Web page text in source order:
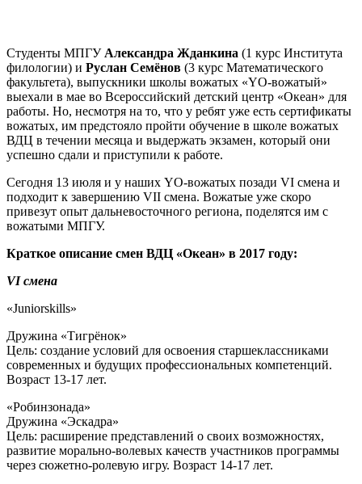
Студенты МПГУ Александра Жданкина (1 курс Института
филологии) и Руслан Семёнов (3 курс Математического
факультета), выпускники школы вожатых «YO-вожатый»
выехали в мае во Всероссийский детский центр «Океан» для
работы. Но, несмотря на то, что у ребят уже есть сертификаты
вожатых, им предстояло пройти обучение в школе вожатых
ВДЦ в течении месяца и выдержать экзамен, который они
успешно сдали и приступили к работе.
Сегодня 13 июля и у наших YO-вожатых позади VI смена и
подходит к завершению VII смена. Вожатые уже скоро
привезут опыт дальневосточного региона, поделятся им с
вожатыми МПГУ.
Краткое описание смен ВДЦ «Океан» в 2017 году:
VI смена
«Juniorskills»
Дружина «Тигрёнок»
Цель: создание условий для освоения старшеклассниками
современных и будущих профессиональных компетенций.
Возраст 13-17 лет.
«Робинзонада»
Дружина «Эскадра»
Цель: расширение представлений о своих возможностях,
развитие морально-волевых качеств участников программы
через сюжетно-ролевую игру. Возраст 14-17 лет.